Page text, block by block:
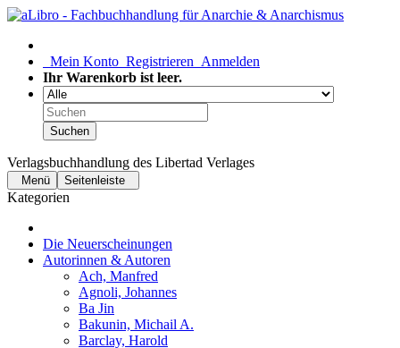
Mein Konto Registrieren Anmelden
Ihr Warenkorb ist leer.
Suchen
Verlagsbuchhandlung des Libertad Verlages
Menü Seitenleiste
Kategorien
Die Neuerscheinungen
Autorinnen & Autoren
Ach, Manfred
Agnoli, Johannes
Ba Jin
Bakunin, Michail A.
Barclay, Harold